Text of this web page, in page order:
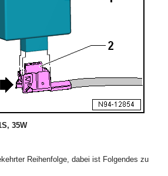
35W
Reihenfolge, dabei ist Folgendes zu